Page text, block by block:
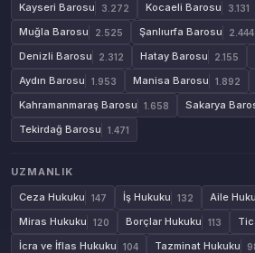
Kayseri Barosu 3.272 Kocaeli Barosu 3.131
Muğla Barosu 2.525 Şanlıurfa Barosu 2.444
Denizli Barosu 2.312 Hatay Barosu 2.155
Aydın Barosu 1.953 Manisa Barosu 1.892
Kahramanmaraş Barosu 1.658 Sakarya
Tekirdağ Barosu 1.471
UZMANLIK
Ceza Hukuku
147 İş Hukuku 132 Aile
Miras Hukuku 120 Borçlar Hukuku 113
İcra ve İflas Hukuku 104 Tazminat Hukuku